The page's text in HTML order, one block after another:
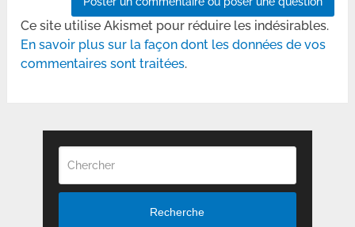
Ce site utilise Akismet pour réduire les indésirables.
En savoir plus sur la façon dont les données de vos
commentaires sont traitées.
Recherche